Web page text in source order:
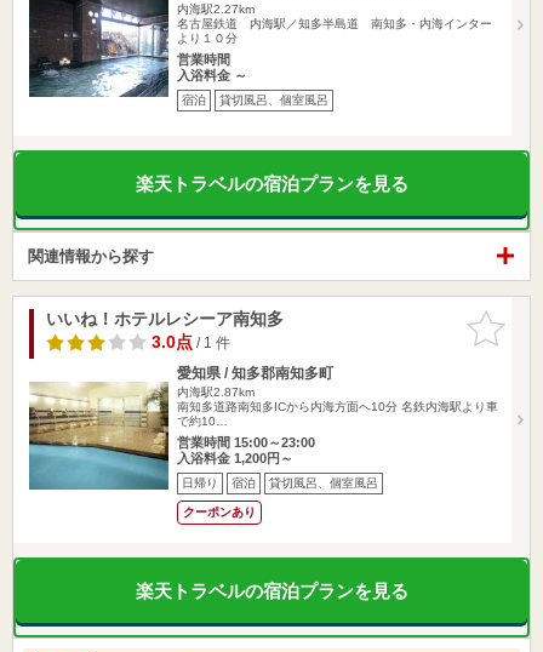
内海駅2.27km
名古屋鉄道 内海駅／知多半島道 南知多・内海インター
より１０分
営業時間
入浴料金 ～
宿泊 貸切風呂、個室風呂
楽天トラベルの宿泊プランを見る
関連情報から探す
お気に入
りに追加
いいね！ホテルレシーア南知多
3.0点/ 1 件
愛知県 / 知多郡南知多町
内海駅2.87km
南知多道路南知多ICから内海方面へ10分 名鉄内海駅より車
で約10…
営業時間 15:00～23:00
入浴料金 1,200円～
日帰り 宿泊 貸切風呂、個室風呂
クーポンあり
楽天トラベルの宿泊プランを見る